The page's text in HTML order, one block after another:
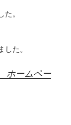
。
た。
ホームペー